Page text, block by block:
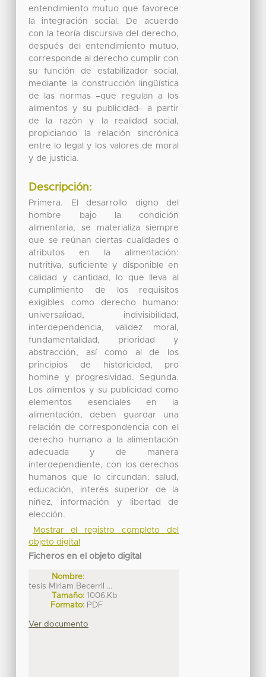
entendimiento mutuo que favorece
la integración social. De acuerdo
con la teoría discursiva del derecho,
después del entendimiento mutuo,
corresponde al derecho cumplir con
su función de estabilizador social,
mediante la construcción lingüística
de las normas –que regulan a los
alimentos y su publicidad– a partir
de la razón y la realidad social,
propiciando la relación sincrónica
entre lo legal y los valores de moral
y de justicia.
Descripción:
Primera. El desarrollo digno del
hombre bajo la condición
alimentaria, se materializa siempre
que se reúnan ciertas cualidades o
atributos en la alimentación:
nutritiva, suficiente y disponible en
calidad y cantidad, lo que lleva al
cumplimiento de los requisitos
exigibles como derecho humano:
universalidad, indivisibilidad,
interdependencia, validez moral,
fundamentalidad, prioridad y
abstracción, así como al de los
principios de historicidad, pro
homine y progresividad. Segunda.
Los alimentos y su publicidad como
elementos esenciales en la
alimentación, deben guardar una
relación de correspondencia con el
derecho humano a la alimentación
adecuada y de manera
interdependiente, con los derechos
humanos que lo circundan: salud,
educación, interés superior de la
niñez, información y libertad de
elección.
Mostrar el registro completo del
objeto digital
Ficheros en el objeto digital
Nombre:
tesis Miriam Becerril ...
Tamaño: 1006.Kb
Formato: PDF
Ver documento